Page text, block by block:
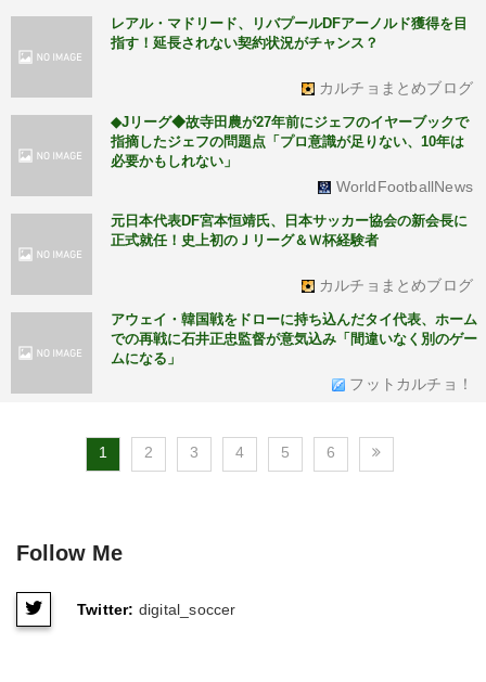
レアル・マドリード、リバプールDFアーノルド獲得を目
指す！延長されない契約状況がチャンス？
カルチョまとめブログ
◆Jリーグ◆故寺田農が27年前にジェフのイヤーブックで
指摘したジェフの問題点「プロ意識が足りない、10年は
必要かもしれない」
WorldFootballNews
元日本代表DF宮本恒靖氏、日本サッカー協会の新会長に
正式就任！史上初のＪリーグ＆Ｗ杯経験者
カルチョまとめブログ
アウェイ・韓国戦をドローに持ち込んだタイ代表、ホーム
での再戦に石井正忠監督が意気込み「間違いなく別のゲー
ムになる」
フットカルチョ！
1 2 3 4 5 6
Follow Me
Twitter: digital_soccer